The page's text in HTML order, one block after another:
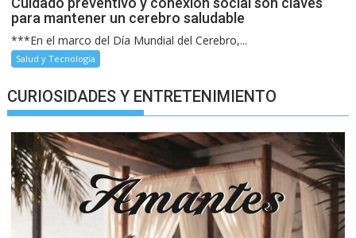
para mantener un cerebro saludable
***En el marco del Día Mundial del Cerebro,...
Salud y Tecnología
CURIOSIDADES Y ENTRETENIMIENTO